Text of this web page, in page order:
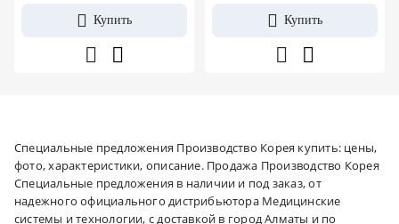
Купить Купить
Специальные предложения Производство Корея купить: цены,
фото, характеристики, описание. Продажа Производство Корея
Специальные предложения в наличии и под заказ, от
надежного официального дистрибьютора Медицинские
системы и технологии, с доставкой в город Алматы и по